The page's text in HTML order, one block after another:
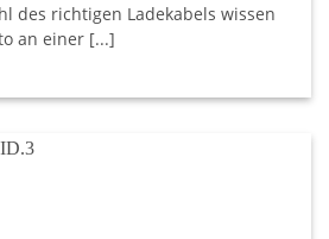
des richtigen Ladekabels wissen
an einer [...]